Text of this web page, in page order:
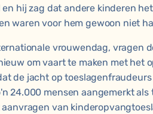
en hij zag dat andere kinderen
waren voor hem gewoon niet
vrouwendag, vragen
om vaart te maken met het
de jacht op
24.000 mensen aangemerkt
van